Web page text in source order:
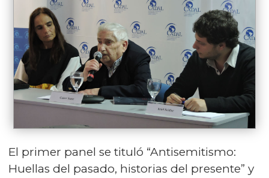
El primer panel se tituló “Antisemitismo:
Huellas del pasado, historias del presente” y